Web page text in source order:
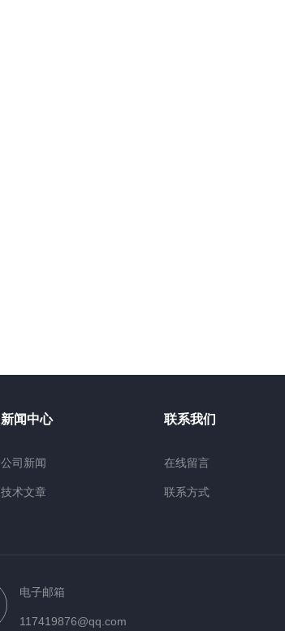
新闻中心
公司新闻
技术文章
联系我们
在线留言
联系方式
电子邮箱
117419876@qq.com